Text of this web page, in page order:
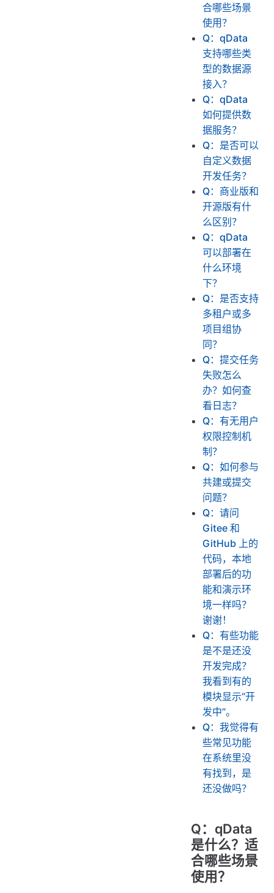
合哪些场景
使用？
Q：qData
支持哪些类
型的数据源
接入？
Q：qData
如何提供数
据服务？
Q：是否可以
自定义数据
开发任务？
Q：商业版和
开源版有什
么区别？
Q：qData
可以部署在
什么环境
下？
Q：是否支持
多租户或多
项目组协
同？
Q：提交任务
失败怎么
办？如何查
看日志？
Q：有无用户
权限控制机
制？
Q：如何参与
共建或提交
问题？
Q：请问
Gitee 和
GitHub 上的
代码，本地
部署后的功
能和演示环
境一样吗？
谢谢！
Q：有些功能
是不是还没
开发完成？
我看到有的
模块显示“开
发中”。
Q：我觉得有
些常见功能
在系统里没
有找到，是
还没做吗？
Q：qData
是什么？适
合哪些场景
使用？